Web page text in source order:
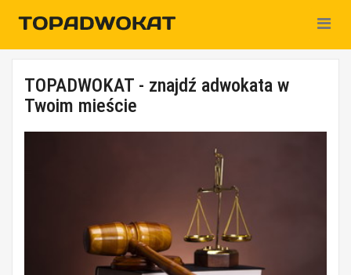
TOPADWOKAT - znajdź adwokata w
Twoim mieście